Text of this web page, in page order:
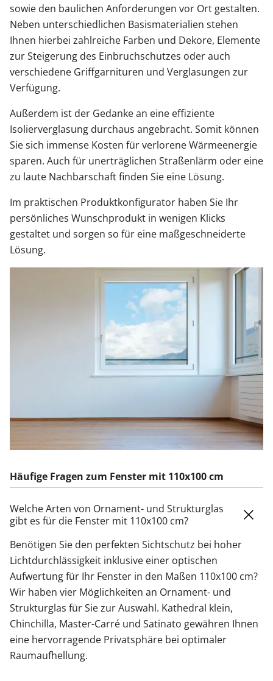
sowie den baulichen Anforderungen vor Ort gestalten.
Neben unterschiedlichen Basismaterialien stehen
Ihnen hierbei zahlreiche Farben und Dekore, Elemente
zur Steigerung des Einbruchschutzes oder auch
verschiedene Griffgarnituren und Verglasungen zur
Verfügung.
Außerdem ist der Gedanke an eine effiziente
Isolierverglasung durchaus angebracht. Somit können
Sie sich immense Kosten für verlorene Wärmeenergie
sparen. Auch für unerträglichen Straßenlärm oder eine
zu laute Nachbarschaft finden Sie eine Lösung.
Im praktischen Produktkonfigurator haben Sie Ihr
persönliches Wunschprodukt in wenigen Klicks
gestaltet und sorgen so für eine maßgeschneiderte
Lösung.
Häufige Fragen zum Fenster mit 110x100 cm
Welche Arten von Ornament- und Strukturglas
gibt es für die Fenster mit 110x100 cm?
Benötigen Sie den perfekten Sichtschutz bei hoher
Lichtdurchlässigkeit inklusive einer optischen
Aufwertung für Ihr Fenster in den Maßen 110x100 cm?
Wir haben vier Möglichkeiten an Ornament- und
Strukturglas für Sie zur Auswahl. Kathedral klein,
Chinchilla, Master-Carré und Satinato gewähren Ihnen
eine hervorragende Privatsphäre bei optimaler
Raumaufhellung.